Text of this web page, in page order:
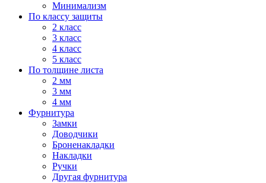
Минимализм
По классу защиты
2 класс
3 класс
4 класс
5 класс
По толщине листа
2 мм
3 мм
4 мм
Фурнитура
Замки
Доводчики
Броненакладки
Накладки
Ручки
Другая фурнитура